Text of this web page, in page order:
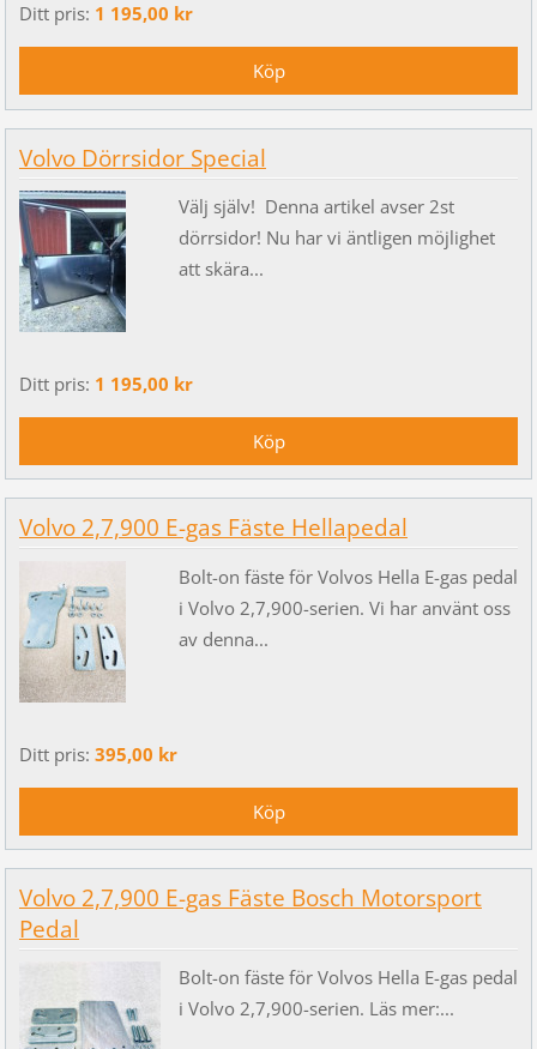
Ditt pris: 1 195,00 kr
Volvo Dörrsidor Special
Välj själv! Denna artikel avser 2st
dörrsidor! Nu har vi äntligen möjlighet
att skära...
Ditt pris: 1 195,00 kr
Volvo 2,7,900 E-gas Fäste Hellapedal
Bolt-on fäste för Volvos Hella E-gas pedal
i Volvo 2,7,900-serien. Vi har använt oss
av denna...
Ditt pris: 395,00 kr
Volvo 2,7,900 E-gas Fäste Bosch Motorsport
Pedal
Bolt-on fäste för Volvos Hella E-gas pedal
i Volvo 2,7,900-serien. Läs mer:...